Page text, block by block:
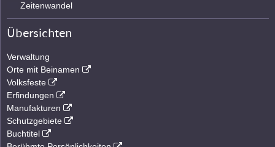
Zeitenwandel
Übersichten
Verwaltung
Orte mit Beinamen
Volksfeste
Erfindungen
Manufakturen
Schutzgebiete
Buchtitel